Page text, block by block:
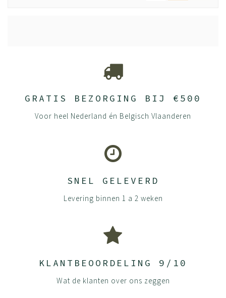
GRATIS BEZORGING BIJ €500
Voor heel Nederland én Belgisch Vlaanderen
SNEL GELEVERD
Levering binnen 1 a 2 weken
KLANTBEOORDELING 9/10
Wat de klanten over ons zeggen